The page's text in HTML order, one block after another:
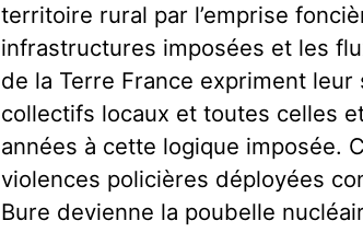
territoire rural par l’emprise
infrastructures imposées et les
de la Terre France expriment
collectifs locaux et toutes celles
années à cette logique imposée.
violences policières déployées
Bure devienne la poubelle